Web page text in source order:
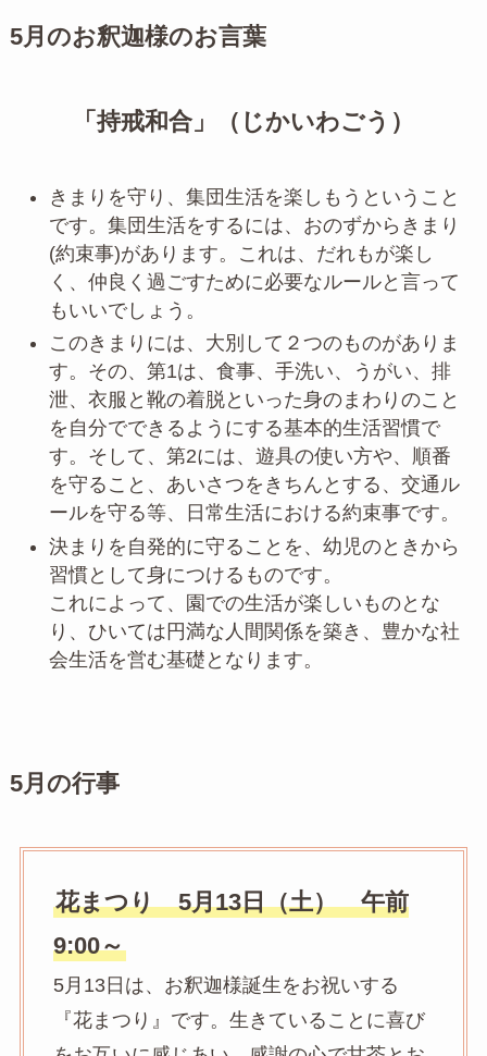
5月のお釈迦様のお言葉
「持戒和合」（じかいわごう）
きまりを守り、集団生活を楽しもうということ
です。集団生活をするには、おのずからきまり
(約束事)があります。これは、だれもが楽し
く、仲良く過ごすために必要なルールと言って
もいいでしょう。
このきまりには、大別して２つのものがありま
す。その、第1は、食事、手洗い、うがい、排
泄、衣服と靴の着脱といった身のまわりのこと
を自分でできるようにする基本的生活習慣で
す。そして、第2には、遊具の使い方や、順番
を守ること、あいさつをきちんとする、交通ル
ールを守る等、日常生活における約束事です。
決まりを自発的に守ることを、幼児のときから
習慣として身につけるものです。
これによって、園での生活が楽しいものとな
り、ひいては円満な人間関係を築き、豊かな社
会生活を営む基礎となります。
5月の行事
花まつり 5月13日（土） 午前
9:00～
5月13日は、お釈迦様誕生をお祝いする
『花まつり』です。生きていることに喜び